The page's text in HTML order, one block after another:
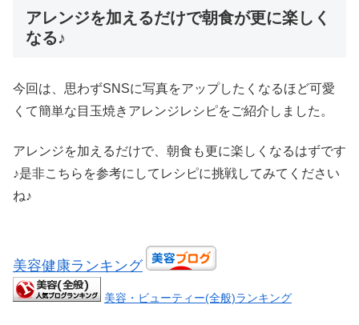
アレンジを加えるだけで朝食が更に楽しく
なる♪
今回は、思わずSNSに写真をアップしたくなるほど可愛
くて簡単な目玉焼きアレンジレシピをご紹介しました。
アレンジを加えるだけで、朝食も更に楽しくなるはずです
♪是非こちらを参考にしてレシピに挑戦してみてください
ね♪
美容健康ランキング
美容・ビューティー(全般)ランキング